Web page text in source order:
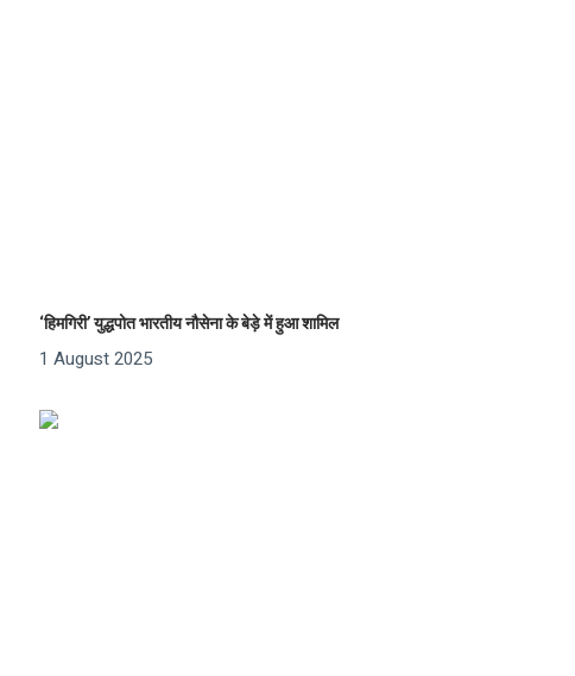
‘हिमगिरी’ युद्धपोत भारतीय नौसेना के बेड़े में हुआ शामिल
1 August 2025